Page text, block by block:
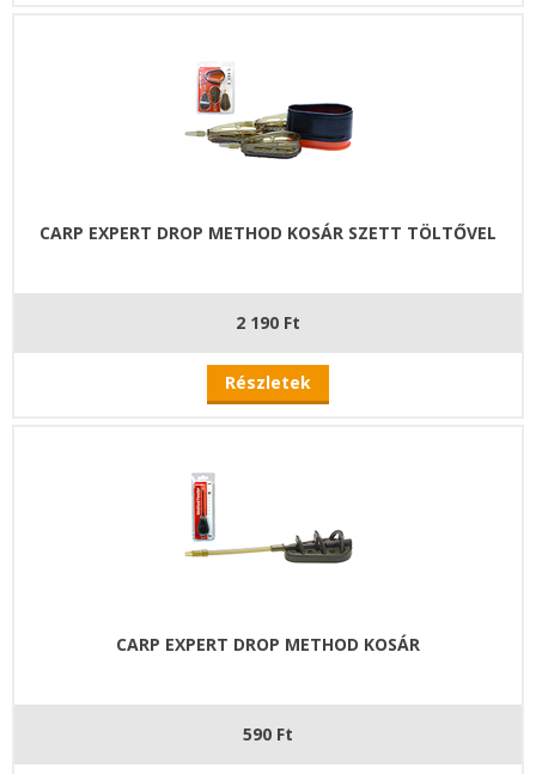
CARP EXPERT DROP METHOD KOSÁR SZETT TÖLTŐVEL
2 190 Ft
Részletek
CARP EXPERT DROP METHOD KOSÁR
590 Ft